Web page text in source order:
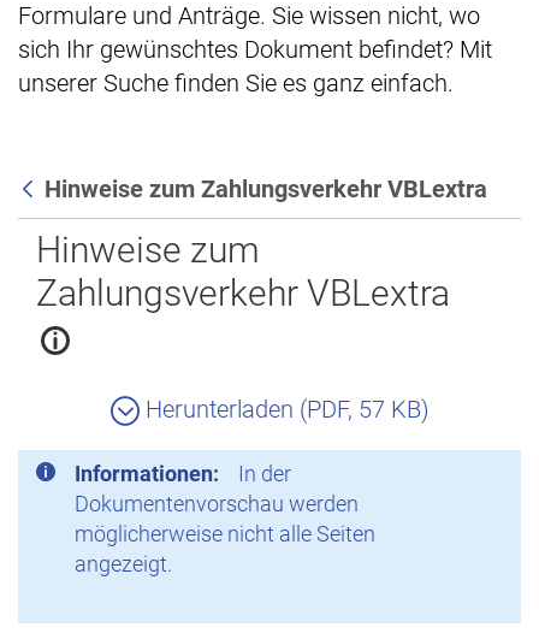
Formulare und Anträge. Sie wissen nicht, wo
sich Ihr gewünschtes Dokument befindet? Mit
unserer Suche finden Sie es ganz einfach.
Zurück
Hinweise zum Zahlungsverkehr VBLextra
Hinweise zum
Zahlungsverkehr VBLextra
Herunterladen (PDF, 57 KB)
Informationen:
In der
Dokumentenvorschau werden
möglicherweise nicht alle Seiten
angezeigt.